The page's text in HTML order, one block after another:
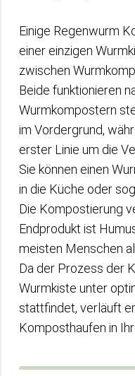
Einige Regenwurm
einer einzigen
zwischen
Beide funktionieren
Wurmkompostern
im Vordergrund,
erster Linie um die
Sie können einen
in die Küche oder
Die Kompostierung
Endprodukt ist
meisten Menschen
Da der Prozess der
Wurmkiste unter
stattfindet, verläuft
Komposthaufen in